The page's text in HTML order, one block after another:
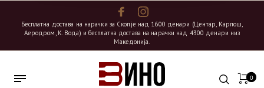
Бесплатна достава на нарачки за Скопје над 1600 денари (Центар, Карпош,
Аеродром, К. Вода) и бесплатна достава на нарачки над 4300 денари низ
Македонија.
0